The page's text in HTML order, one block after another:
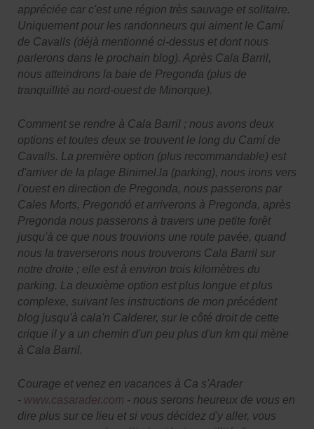
appréciée car c'est une région très sauvage et solitaire.
Uniquement pour les randonneurs qui aiment le Camí
de Cavalls (déjà mentionné ci-dessus et dont nous
parlerons dans le prochain blog). Après Cala Barril,
nous atteindrons la baie de Pregonda (plus de
tranquillité au nord-ouest de Minorque).
Comment se rendre à Cala Barril ; nous avons deux
options et toutes deux se trouvent le long du Camí de
Cavalls. La première option (plus recommandable) est
d'arriver de la plage Binimel.la (parking), nous irons vers
l'ouest en direction de Pregonda, nous passerons par
Cales Morts, Pregondó et arriverons à Pregonda, après
Pregonda nous passerons à travers une petite forêt
jusqu'à ce que nous trouvions une route pavée, quand
nous la traverserons nous trouverons Cala Barril sur
notre droite ; elle est à environ trois kilomètres du
parking. La deuxième option est plus longue et plus
complexe, suivant les instructions de mon précédent
blog jusqu'à cala'n Calderer, sur le côté droit de cette
crique il y a un chemin d'un peu plus d'un km qui mène
à Cala Barril.
Courage et venez en vacances à Ca s'Arader
- www.casarader.com - nous serons heureux de vous en
dire plus sur ce lieu et si vous décidez d'y aller, vous